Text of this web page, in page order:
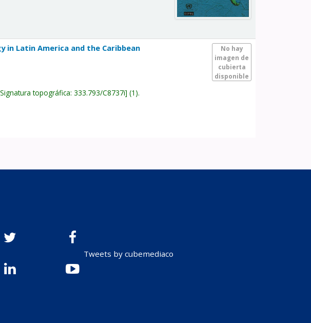
No hay
imagen de
cubierta
disponible
in Latin America and the Caribbean
Signatura topográfica:333.793/C8737i (1).
Tweets by cubemediaco